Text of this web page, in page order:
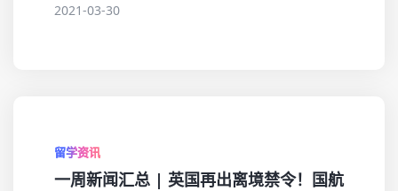
2021-03-30
留学资讯
一周新闻汇总 | 英国再出离境禁令！国航